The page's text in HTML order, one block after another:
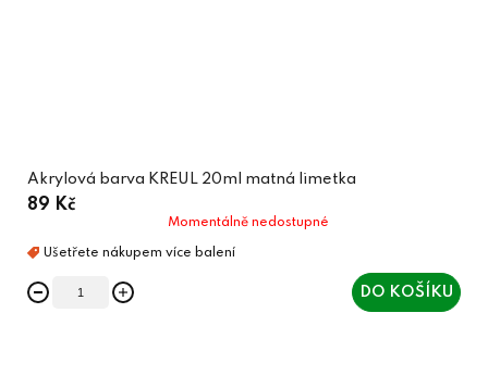
Akrylová barva KREUL 20ml matná limetka
89 Kč
Momentálně nedostupné
DO KOŠÍKU